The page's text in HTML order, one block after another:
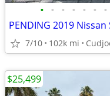
• • • • • • •
7/10 102k mi
$25,499